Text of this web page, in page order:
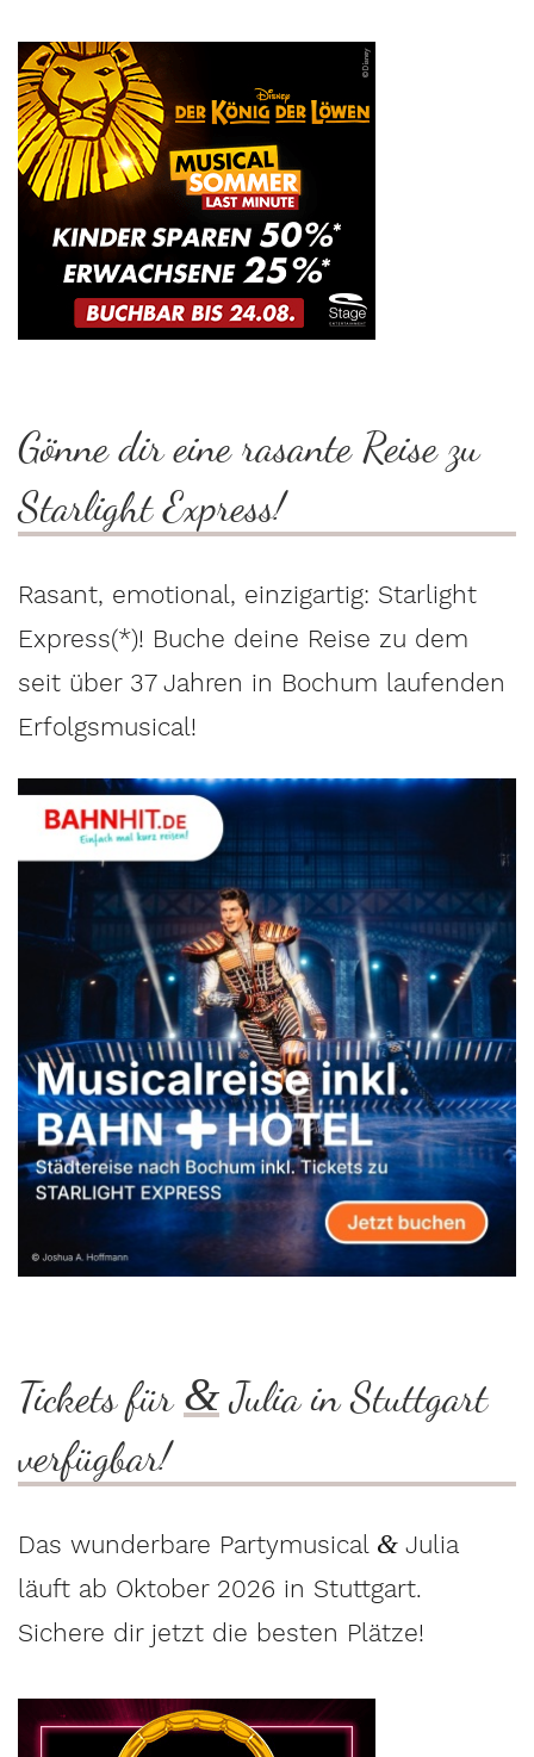
Gönne dir eine rasante Reise zu
Starlight Express!
Rasant, emotional, einzigartig: Starlight
Express(*)! Buche deine Reise zu dem
seit über 37 Jahren in Bochum laufenden
Erfolgsmusical!
Tickets für&Julia in Stuttgart
verfügbar!
Das wunderbare Partymusical & Julia
läuft ab Oktober 2026 in Stuttgart.
Sichere dir jetzt die besten Plätze!